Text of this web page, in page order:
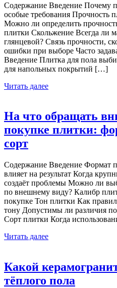
Содержание Введение Почему
особые требования Прочность
Можно ли определить
плитки Скольжение Всегда ли
глянцевой? Связь прочности,
ошибки при выборе Часто
Введение Плитка для пола
для напольных покрытий […]
Читать далее
На что обращать
покупке плитки:
сорт
Содержание Введение Формат
влияет на результат Когда
создаёт проблемы Можно ли
по внешнему виду? Калибр
покупке Тон плитки Как
тону Допустимы ли различия
Сорт плитки Когда
Читать далее
Какой
тёплого пола